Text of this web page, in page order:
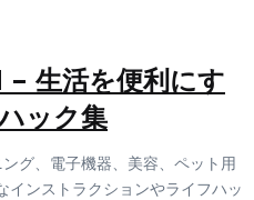
生活を便利にす
ック集
グ、電子機器、美容、ペット用
インストラクションやライフハッ